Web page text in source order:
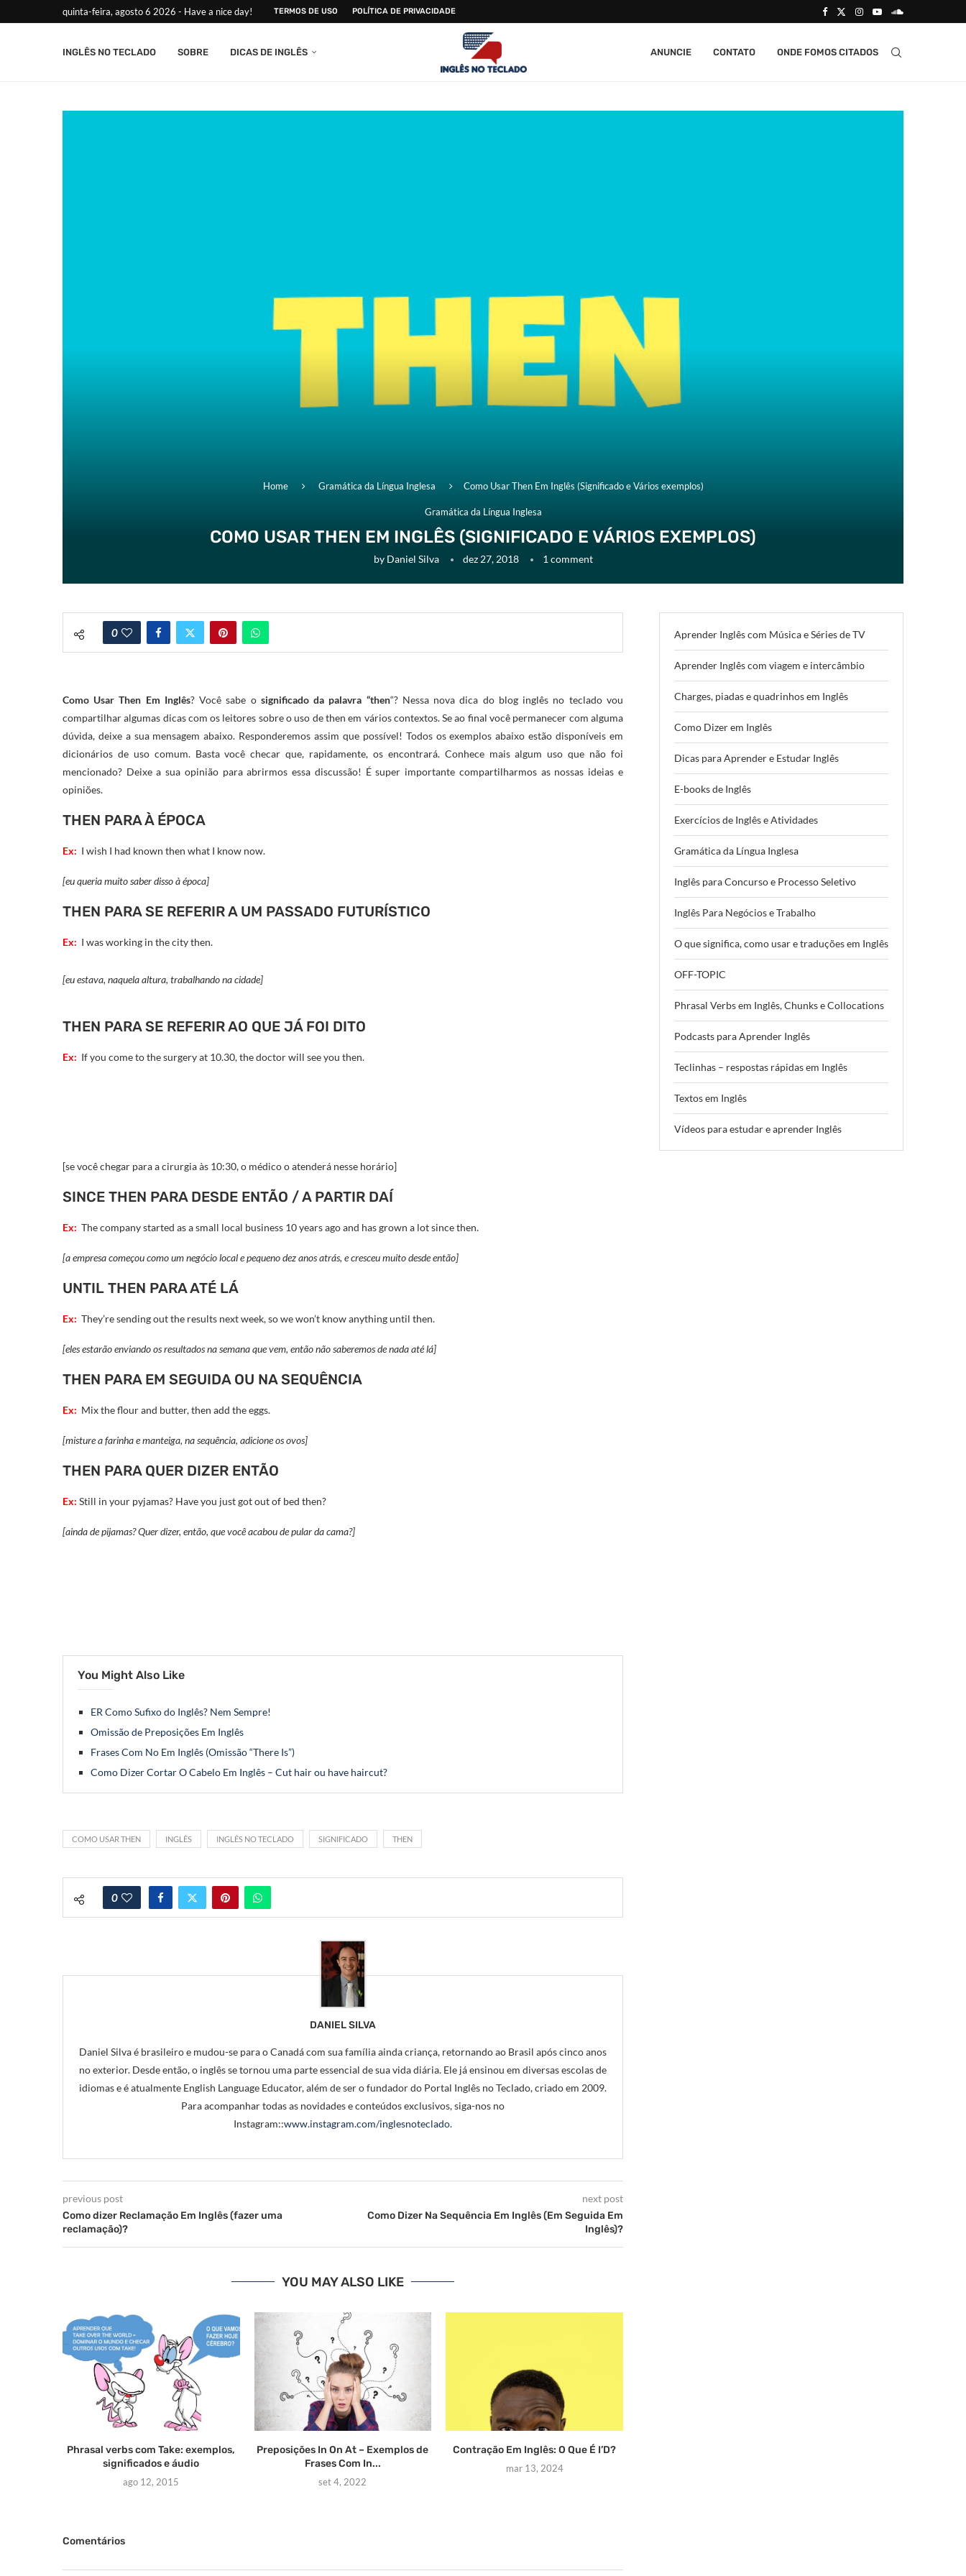
quinta-feira, agosto 6 2026 - Have a nice day! TERMOS DE USO POLÍTICA DE PRIVACIDADE
INGLÊS NO TECLADO SOBRE DICAS DE INGLÊS ANUNCIE CONTATO ONDE FOMOS CITADOS
Home Gramática da Língua Inglesa Como Usar Then Em Inglês (Significado e Vários exemplos)
Gramática da Língua Inglesa
COMO USAR THEN EM INGLÊS (SIGNIFICADO E VÁRIOS EXEMPLOS)
by Daniel Silva dez 27, 2018 1 comment
0
Como Usar Then Em Inglês? Você sabe o significado da palavra “then“? Nessa nova dica do blog inglês no teclado vou
compartilhar algumas dicas com os leitores sobre o uso de then em vários contextos. Se ao final você permanecer com alguma
dúvida, deixe a sua mensagem abaixo. Responderemos assim que possível! Todos os exemplos abaixo estão disponíveis em
dicionários de uso comum. Basta você checar que, rapidamente, os encontrará. Conhece mais algum uso que não foi
mencionado? Deixe a sua opinião para abrirmos essa discussão! É super importante compartilharmos as nossas ideias e
opiniões.
THEN PARA À ÉPOCA
Ex: I wish I had known then what I know now.
[eu queria muito saber disso à época]
THEN PARA SE REFERIR A UM PASSADO FUTURÍSTICO
Ex: I was working in the city then.
[eu estava, naquela altura, trabalhando na cidade]
THEN PARA SE REFERIR AO QUE JÁ FOI DITO
Ex: If you come to the surgery at 10.30, the doctor will see you then.
[se você chegar para a cirurgia às 10:30, o médico o atenderá nesse horário]
SINCE THEN PARA DESDE ENTÃO / A PARTIR DAÍ
Ex: The company started as a small local business 10 years ago and has grown a lot since then.
[a empresa começou como um negócio local e pequeno dez anos atrás, e cresceu muito desde então]
UNTIL THEN PARA ATÉ LÁ
Ex: They’re sending out the results next week, so we won’t know anything until then.
[eles estarão enviando os resultados na semana que vem, então não saberemos de nada até lá]
THEN PARA EM SEGUIDA OU NA SEQUÊNCIA
Ex: Mix the flour and butter, then add the eggs.
[misture a farinha e manteiga, na sequência, adicione os ovos]
THEN PARA QUER DIZER ENTÃO
Ex: Still in your pyjamas? Have you just got out of bed then?
[ainda de pijamas? Quer dizer, então, que você acabou de pular da cama?]
You Might Also Like
ER Como Sufixo do Inglês? Nem Sempre!
Omissão de Preposições Em Inglês
Frases Com No Em Inglês (Omissão “There Is”)
Como Dizer Cortar O Cabelo Em Inglês – Cut hair ou have haircut?
COMO USAR THEN INGLÊS INGLÊS NO TECLADO SIGNIFICADO THEN
0
DANIEL SILVA
Daniel Silva é brasileiro e mudou-se para o Canadá com sua família ainda criança, retornando ao Brasil após cinco anos
no exterior. Desde então, o inglês se tornou uma parte essencial de sua vida diária. Ele já ensinou em diversas escolas de
idiomas e é atualmente English Language Educator, além de ser o fundador do Portal Inglês no Teclado, criado em 2009.
Para acompanhar todas as novidades e conteúdos exclusivos, siga-nos no
Instagram::www.instagram.com/inglesnoteclado.
previous post
Como dizer Reclamação Em Inglês (fazer uma
reclamação)?
next post
Como Dizer Na Sequência Em Inglês (Em Seguida Em
Inglês)?
YOU MAY ALSO LIKE
Phrasal verbs com Take: exemplos,
significados e áudio
ago 12, 2015
Preposições In On At – Exemplos de
Frases Com In...
set 4, 2022
Contração Em Inglês: O Que É I’D?
mar 13, 2024
Comentários
Aprender Inglês com Música e Séries de TV
Aprender Inglês com viagem e intercâmbio
Charges, piadas e quadrinhos em Inglês
Como Dizer em Inglês
Dicas para Aprender e Estudar Inglês
E-books de Inglês
Exercícios de Inglês e Atividades
Gramática da Língua Inglesa
Inglês para Concurso e Processo Seletivo
Inglês Para Negócios e Trabalho
O que significa, como usar e traduções em Inglês
OFF-TOPIC
Phrasal Verbs em Inglês, Chunks e Collocations
Podcasts para Aprender Inglês
Teclinhas – respostas rápidas em Inglês
Textos em Inglês
Vídeos para estudar e aprender Inglês